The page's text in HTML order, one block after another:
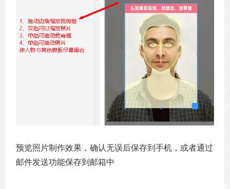
预览照片制作效果，确认无误后保存到手机，或者通过
邮件发送功能保存到邮箱中